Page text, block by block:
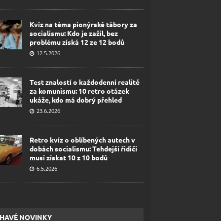
Kvíz na téma pionýrské tábory za
socialismu: Kdo je zažil, bez
problému získá 12 ze 12 bodů
12.5.2026
Test znalostí o každodenní realitě
za komunismu: 10 retro otázek
ukáže, kdo má dobrý přehled
23.6.2026
Retro kvíz o oblíbených autech v
dobách socialismu: Tehdejší řidiči
musí získat 10 z 10 bodů
6.5.2026
NOVINKY